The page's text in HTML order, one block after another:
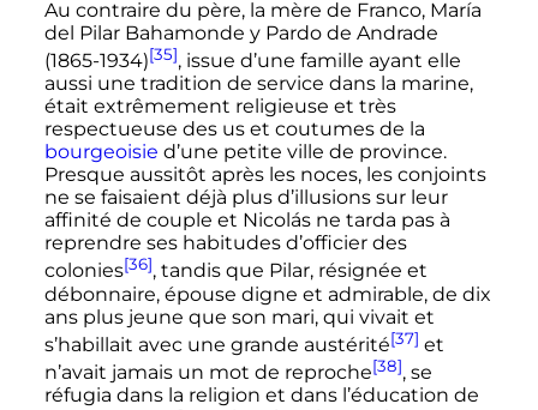
Au contraire du père, la mère de Franco, María
del Pilar Bahamonde y Pardo de Andrade
(1865-1934)[35], issue d’une famille ayant elle
aussi une tradition de service dans la marine,
était extrêmement religieuse et très
respectueuse des us et coutumes de la
bourgeoisie d’une petite ville de province.
Presque aussitôt après les noces, les conjoints
ne se faisaient déjà plus d’illusions sur leur
affinité de couple et Nicolás ne tarda pas à
reprendre ses habitudes d’officier des
colonies[36], tandis que Pilar, résignée et
débonnaire, épouse digne et admirable, de dix
ans plus jeune que son mari, qui vivait et
s’habillait avec une grande austérité[37] et
n’avait jamais un mot de reproche[38], se
réfugia dans la religion et dans l’éducation de